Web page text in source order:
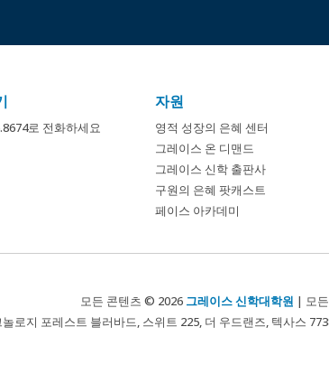
로 전화하세요
자원
영적 성장의 은혜 센터
그레이스 온 디맨드
그레이스 신학 출판사
구원의 은혜 팟캐스트
페이스 아카데미
모든 콘텐츠 © 2026 그레이스 신학대학원 | 모
놀로지 포레스트 블러바드, 스위트 225, 더 우드랜즈, 텍사스